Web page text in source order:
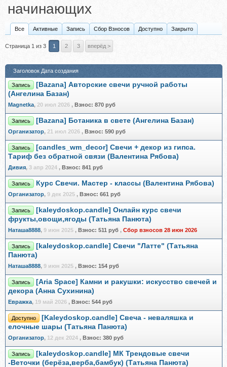
начинающих
Все Активные Запись Сбор Взносов Доступно Закрыто
Страница 1 из 3 1 2 3 вперёд >
Заголовок Дата создания
Запись
[Bazana] Авторские свечи ручной работы
(Ангелина Базан)
Magnetka, 20 июл 2026 , Взнос: 870 руб
Запись [Bazana] Ботаника в свете (Ангелина Базан)
Организатор, 21 июл 2026 , Взнос: 590 руб
Запись
[candles_wm_decor] Свечи + декор из гипса.
Тариф без обратной связи (Валентина Рябова)
Дивия, 3 апр 2024 , Взнос: 841 руб
Запись Курс Свечи. Мастер - классы (Валентина Рябова)
Организатор, 9 дек 2025 , Взнос: 661 руб
Запись
[kaleydoskop.candle] Онлайн курс свечи
фрукты,овощи,ягоды (Татьяна Панюта)
Наташа8888, 9 июн 2025 , Взнос: 511 руб , Сбор взносов 28 июн 2026
Запись
[kaleydoskop.candle] Свечи "Латте" (Татьяна
Панюта)
Наташа8888, 9 июн 2025 , Взнос: 154 руб
Запись
[Aria Space] Камни и ракушки: искусство свечей и
декора (Анна Сухинина)
Евражкa, 19 май 2026 , Взнос: 544 руб
Доступно
[Kaleydoskop.candle] Свеча - неваляшка и
елочные шары (Татьяна Панюта)
Организатор, 12 дек 2024 , Взнос: 380 руб
Запись
[kaleydoskop.candle] МК Трендовые свечи
-Веточки (берёза,верба,бамбук) (Татьяна Панюта)